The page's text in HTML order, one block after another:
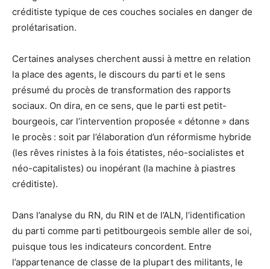
créditiste typique de ces couches sociales en danger de
prolétarisation.
Certaines analyses cherchent aussi à mettre en relation
la place des agents, le discours du parti et le sens
présumé du procès de transformation des rapports
sociaux. On dira, en ce sens, que le parti est petit-
bourgeois, car l’intervention proposée « détonne » dans
le procès : soit par l’élaboration d’un réformisme hybride
(les rêves rinistes à la fois étatistes, néo-socialistes et
néo-capitalistes) ou inopérant (la machine à piastres
créditiste).
Dans l’analyse du RN, du RIN et de l’ALN, l’identification
du parti comme parti petitbourgeois semble aller de soi,
puisque tous les indicateurs concordent. Entre
l’appartenance de classe de la plupart des militants, le